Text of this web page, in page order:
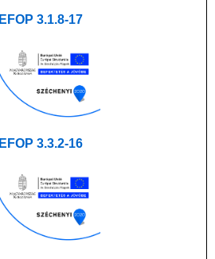
EFOP 3.1.8-17
EFOP 3.3.2-16